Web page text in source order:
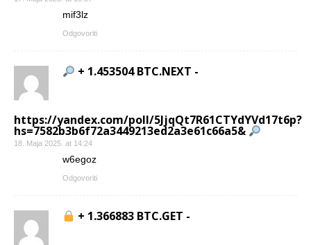
mif3lz
Odgovoriti
+ 1.453504 BTC.NEXT -
https://yandex.com/poll/5JjqQt7R61CTYdYVd17t6p?
hs=7582b3b6f72a3449213ed2a3e61c66a5&
18. Maja 2025. at 14:24
w6egoz
Odgovoriti
+ 1.366883 BTC.GET -